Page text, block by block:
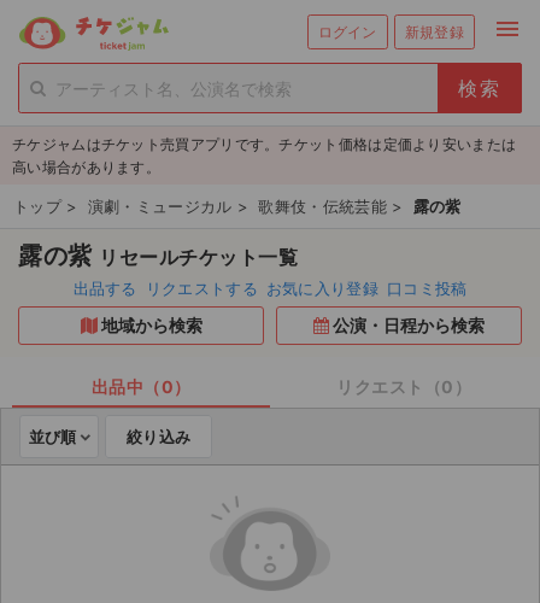
ログイン 新規登録 menu
person_add 新規会員登録
チケットを探す
新着チケット
値下げしたチケット
都道府県からチケットを探す
チケットのリクエスト一覧
ライブ・コンサート（国内）
ライブ・コンサート（海外）
チケジャムはチケット売買アプリです。チケット価格は定価より安いまたは
高い場合があります。
トップ > 演劇・ミュージカル > 歌舞伎・伝統芸能 > 露の紫
露の紫 リセールチケット一覧
出品する リクエストする お気に入り登録 口コミ投稿
地域から検索 公演・日程から検索
出品中（0） リクエスト（0）
並び順 絞り込み